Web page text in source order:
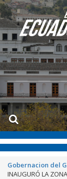
Gobernacion del
INAUGURÓ LA